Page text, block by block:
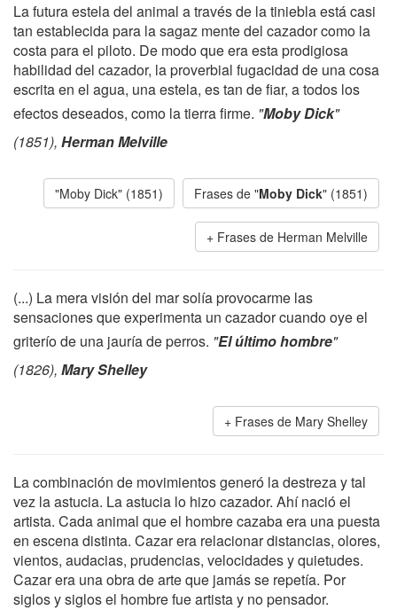
La futura estela del animal a través de la tiniebla está casi
tan establecida para la sagaz mente del cazador como la
costa para el piloto. De modo que era esta prodigiosa
habilidad del cazador, la proverbial fugacidad de una cosa
escrita en el agua, una estela, es tan de fiar, a todos los
efectos deseados, como la tierra firme. "Moby Dick"
(1851), Herman Melville
"Moby Dick" (1851) Frases de "Moby Dick" (1851)
Frases de Herman Melville
(...) La mera visión del mar solía provocarme las
sensaciones que experimenta un cazador cuando oye el
griterío de una jauría de perros. "El último hombre"
(1826), Mary Shelley
Frases de Mary Shelley
La combinación de movimientos generó la destreza y tal
vez la astucia. La astucia lo hizo cazador. Ahí nació el
artista. Cada animal que el hombre cazaba era una puesta
en escena distinta. Cazar era relacionar distancias, olores,
vientos, audacias, prudencias, velocidades y quietudes.
Cazar era una obra de arte que jamás se repetía. Por
siglos y siglos el hombre fue artista y no pensador.